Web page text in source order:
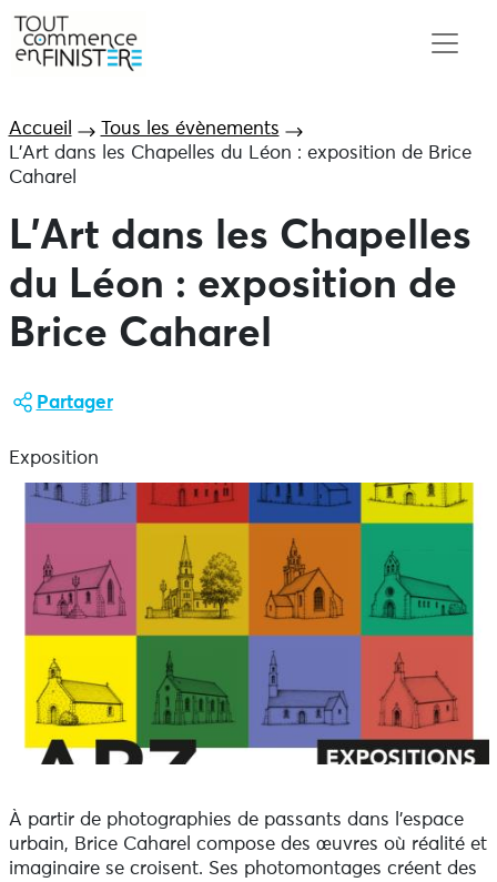
Accueil
Tous les évènements
L’Art dans les Chapelles du Léon : exposition de Brice
Caharel
L’Art dans les Chapelles
du Léon : exposition de
Brice Caharel
Partager
Exposition
À partir de photographies de passants dans l'espace
urbain, Brice Caharel compose des œuvres où réalité et
imaginaire se croisent. Ses photomontages créent des